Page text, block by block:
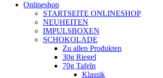
Onlineshop
STARTSEITE ONLINESHOP
NEUHEITEN
IMPULSBOXEN
SCHOKOLADE
Zu allen Produkten
30g Riegel
70g Tafeln
Klassik